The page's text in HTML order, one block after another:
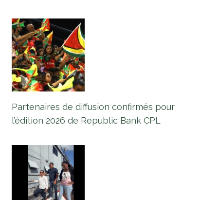
Partenaires de diffusion confirmés pour
l’édition 2026 de Republic Bank CPL